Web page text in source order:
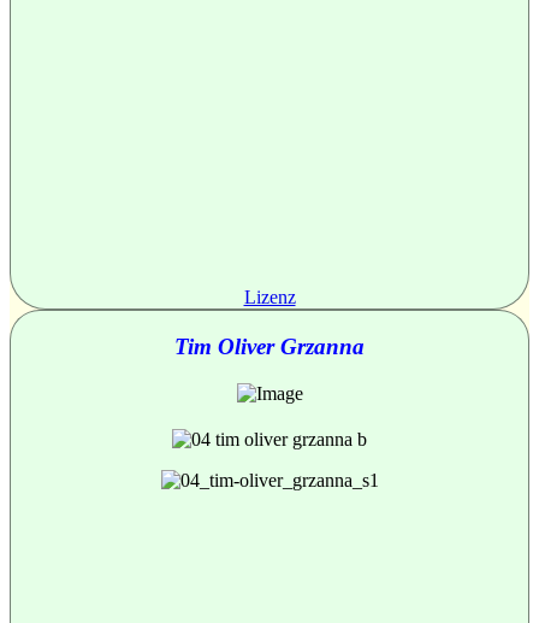
Lizenz
Tim Oliver Grzanna